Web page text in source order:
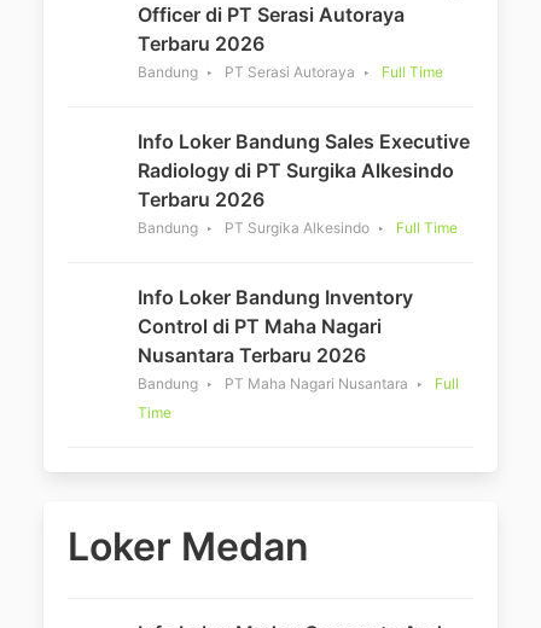
Officer di PT Serasi Autoraya
Terbaru 2026
Bandung PT Serasi Autoraya Full Time
Info Loker Bandung Sales Executive
Radiology di PT Surgika Alkesindo
Terbaru 2026
Bandung PT Surgika Alkesindo Full Time
Info Loker Bandung Inventory
Control di PT Maha Nagari
Nusantara Terbaru 2026
Bandung PT Maha Nagari Nusantara
Full
Time
Loker Medan